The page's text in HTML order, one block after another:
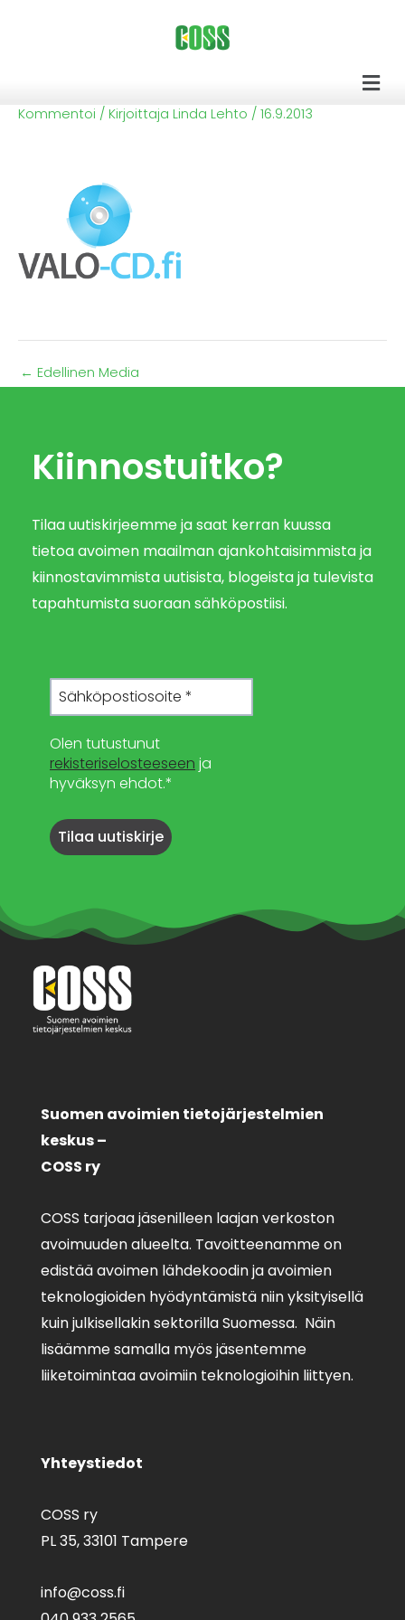
Kommentoi / Kirjoittaja Linda Lehto / 16.9.2013
← Edellinen Media
Kiinnostuitko?
Tilaa uutiskirjeemme ja saat kerran kuussa
tietoa avoimen maailman ajankohtaisimmista ja
kiinnostavimmista uutisista, blogeista ja tulevista
tapahtumista suoraan sähköpostiisi.
Olen tutustunut
rekisteriselosteeseen ja
hyväksyn ehdot.*
Suomen avoimien tietojärjestelmien
keskus –
COSS ry
COSS tarjoaa jäsenilleen laajan verkoston
avoimuuden alueelta. Tavoitteenamme on
edistää avoimen lähdekoodin ja avoimien
teknologioiden hyödyntämistä niin yksityisellä
kuin julkisellakin sektorilla Suomessa. Näin
lisäämme samalla myös jäsentemme
liiketoimintaa avoimiin teknologioihin liittyen.
Yhteystiedot
COSS ry
PL 35,33101 Tampere
info@coss.fi